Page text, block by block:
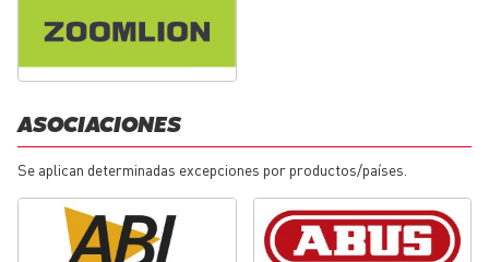
ASOCIACIONES
Se aplican determinadas excepciones por productos/países.